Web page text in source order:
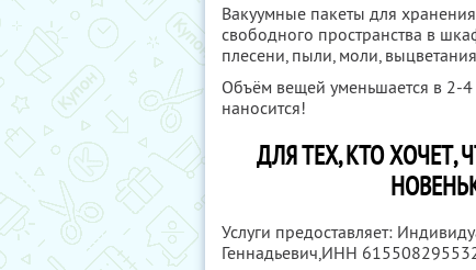
Вакуумные пакеты для
свободного пространства в
плесени, пыли, моли,
Объём вещей уменьшается в 2-
наносится!
ДЛЯ ТЕХ, КТО
Услуги предоставляет:
Геннадьевич,ИНН